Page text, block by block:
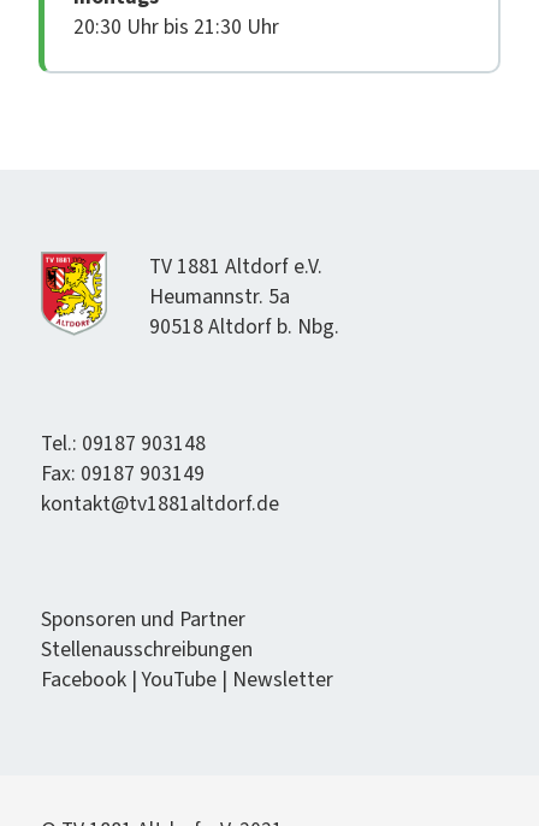
20:30 Uhr bis 21:30 Uhr
TV 1881 Alt­dorf e.V.
Heumannstr. 5a
90518 Alt­dorf b. Nbg.
Tel.: 09187 903148
Fax: 09187 903149
kontakt@tv1881altdorf.de
Spon­soren und Partner
Stel­lenauss­chrei­bun­gen
Face­book|YouTube| Newslet­ter